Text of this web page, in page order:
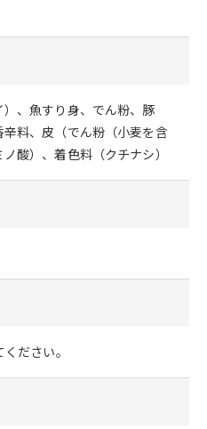
、魚すり身、でん粉、豚
料、皮（でん粉（小麦を含
酸）、着色料（クチナシ）
ださい。